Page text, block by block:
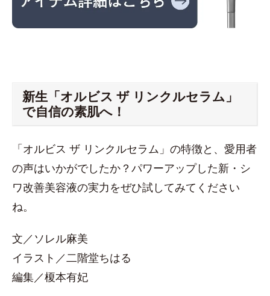
新生「オルビス ザ リンクルセラム」
で自信の素肌へ！
「オルビス ザ リンクルセラム」の特徴と、愛用者
の声はいかがでしたか？パワーアップした新・シ
ワ改善美容液の実力をぜひ試してみてください
ね。
文／ソレル麻美
イラスト／二階堂ちはる
編集／榎本有妃